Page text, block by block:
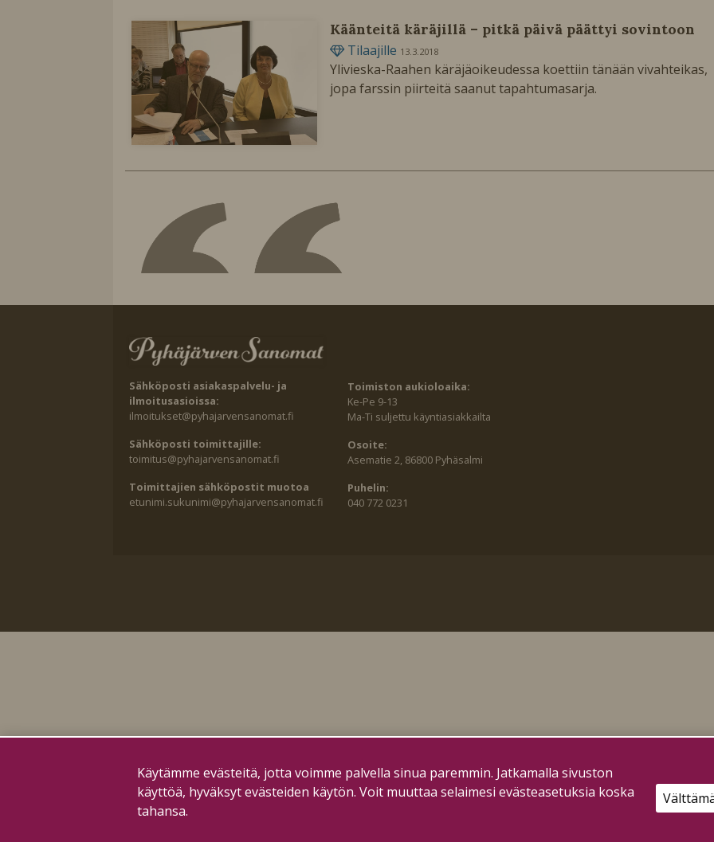
Käänteitä käräjillä – pitkä päivä päättyi sovintoon
Tilaajille 13.3.2018
Ylivieska-Raahen käräjäoikeudessa koettiin tänään vivahteikas,
jopa farssin piirteitä saanut tapahtumasarja.
Sähköposti asiakaspalvelu- ja
ilmoitusasioissa:
ilmoitukset@pyhajarvensanomat.fi
Sähköposti toimittajille:
toimitus@pyhajarvensanomat.fi
Toimittajien sähköpostit muotoa
etunimi.sukunimi@pyhajarvensanomat.fi
Toimiston aukioloaika:
Ke-Pe 9-13
Ma-Ti suljettu käyntiasiakkailta
Osoite:
Asematie 2, 86800 Pyhäsalmi
Puhelin:
040 772 0231
Käytämme evästeitä, jotta voimme palvella sinua paremmin. Jatkamalla sivuston
käyttöä, hyväksyt evästeiden käytön. Voit muuttaa selaimesi evästeasetuksia koska
tahansa.